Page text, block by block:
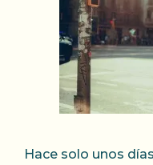
Hace solo unos